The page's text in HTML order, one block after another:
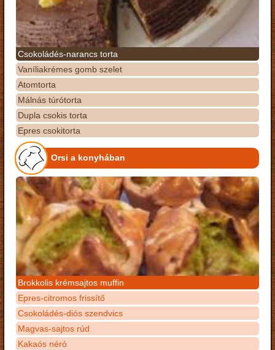
Csokoládés-narancs torta
Vaníliakrémes gomb szelet
Atomtorta
Málnás túrótorta
Dupla csokis torta
Epres csokitorta
Orsi a konyhában
Brokkolis krémsajtos muffin
Epres-citromos frissítő
Csokoládés-diós szendvics
Magvas-sajtos rúd
Kakaós néró